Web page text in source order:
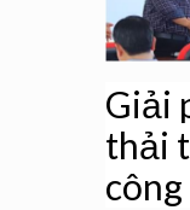
Giải
thải